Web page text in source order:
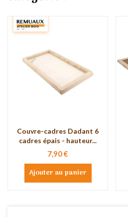
Couvre-cadres Dadant 6
cadres épais - hauteur...
7,90 €
Ajouter au panier